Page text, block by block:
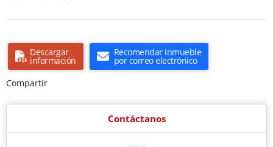
Descargar
información
Recomendar inmueble
por correo electrónico
Compartir
Contáctanos